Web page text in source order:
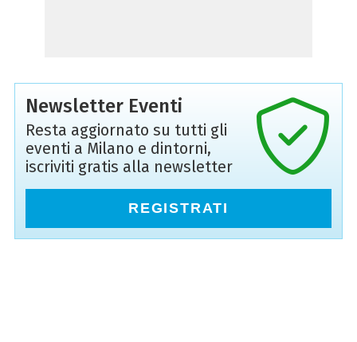
Newsletter Eventi
Resta aggiornato su tutti gli
eventi a Milano e dintorni,
iscriviti gratis alla newsletter
REGISTRATI